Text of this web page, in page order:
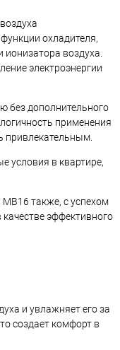
охладителя,
воздуха.
электроэнергии
без дополнительного
применения
привлекательным.
условия в квартире,
МВ16 также, с успехом
эффективного
и увлажняет его за
создает комфорт в